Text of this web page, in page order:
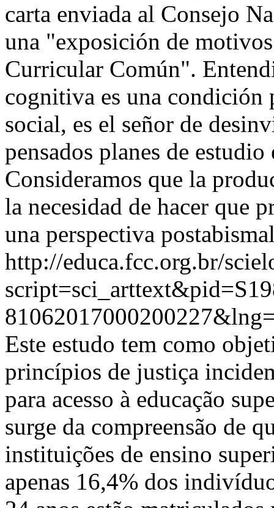
carta enviada al Consejo
una "exposición de
Curricular Común".
cognitiva es una condición
social, es el señor de
pensados planes de
Consideramos que la
la necesidad de hacer que
una perspectiva
http://educa.fcc.org.br/
Este estudo tem como
princípios de justiça
para acesso à educação
surge da compreensão de
instituições de ensino
apenas 16,4% dos